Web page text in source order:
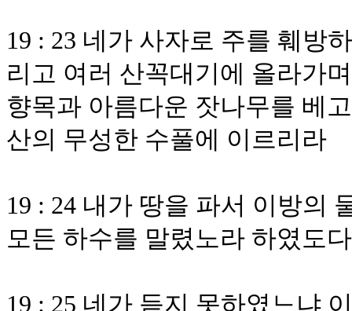
19 : 23 네가 사자로 주를 훼방
리고 여러 산꼭대기에 올라가
향목과 아름다운 잣나무를 베
산의 무성한 수풀에 이르리라
19 : 24 내가 땅을 파서 이방의
모든 하수를 말렸노라 하였도다
19 : 25 네가 듣지 못하였느냐